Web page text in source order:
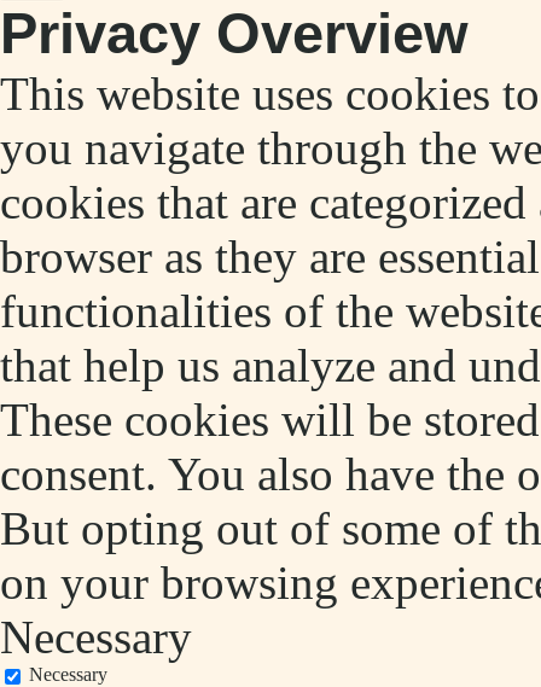
Privacy Overview
This website uses cookies
you navigate through the
cookies that are
browser as they are
functionalities of the
that help us analyze and
These cookies will be
consent. You also have the
But opting out of some of
on your browsing
Necessary
Necessary